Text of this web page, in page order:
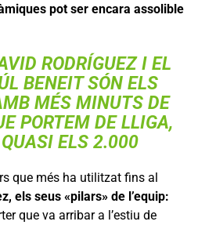
pot ser encara assolible
RODRÍGUEZ I EL
BENEIT SÓN ELS
MÉS MINUTS DE
PORTEM DE LLIGA,
ELS 2.000
que més ha utilitzat fins al
els seus «pilars» de l’equip:
que va arribar a l’estiu de